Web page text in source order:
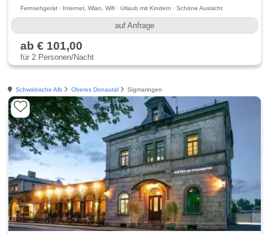
Fernsehgerät · Internet, Wlan, Wifi · Urlaub mit Kindern · Schöne Aussicht
auf Anfrage
ab € 101,00
für 2 Personen/Nacht
Schwäbische Alb Oberes Donautal Sigmaringen